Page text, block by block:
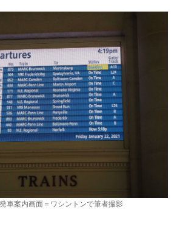
車案内画面＝ワシントンで筆者撮影